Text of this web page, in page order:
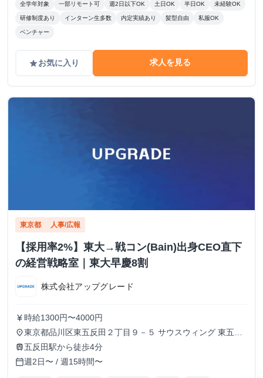
全学年対象 一部リモート可 週2日以下OK 土日OK 半日OK 未経験OK
研修制度あり インターン生多数 内定実績あり 髪型自由 私服OK
ベンチャー
gradeお気に入り 求人を見る
東京都 人事/広報
【採用率2%】東大→戦コン(Bain)出身CEO直下
の経営戦略室｜東大早慶8割
株式会社アップグレード
currency_yen 時給1300円〜4000円
place東京都品川区東五反田２丁目９－５ サウスウィング 東五反
田５階
train 五反田駅から徒歩4分
calendar_today週2日〜 / 週15時間〜